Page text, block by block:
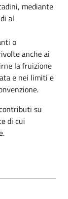
mediante
al
o
anche ai
la fruizione
e nei limiti e
su
di cui